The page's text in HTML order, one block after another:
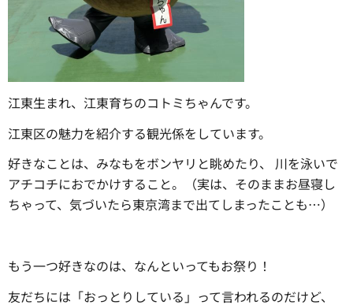
江東生まれ、江東育ちのコトミちゃんです。
江東区の魅力を紹介する観光係をしています。
好きなことは、みなもをボンヤリと眺めたり、 川を泳いで
アチコチにおでかけすること。（実は、そのままお昼寝し
ちゃって、気づいたら東京湾まで出てしまったことも…）
もう一つ好きなのは、なんといってもお祭り！
友だちには「おっとりしている」って言われるのだけど、